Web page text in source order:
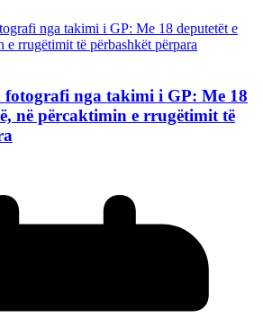
nga takimi i GP: Me 18
në përcaktimin e rrugëtimit të